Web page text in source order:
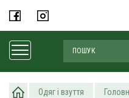
Одяг і взуття